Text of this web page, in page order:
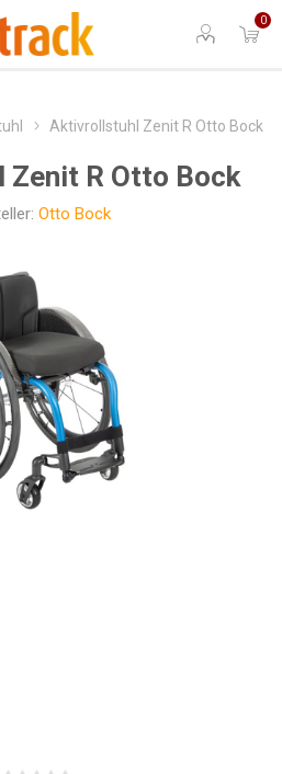
0
Aktivrollstuhl Zenit R Otto Bock
R Otto Bock
Otto Bock